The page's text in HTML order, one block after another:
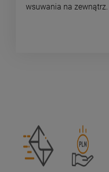
wsuwania na zewnątrz.